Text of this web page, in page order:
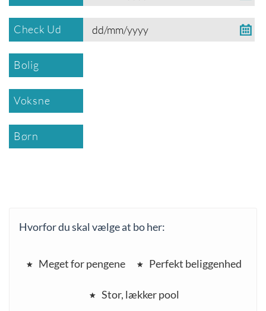
Check Ud
Bolig
Voksne
Børn
Hvorfor du skal vælge at bo her:
Meget for pengene Perfekt beliggenhed
Stor, lækker pool